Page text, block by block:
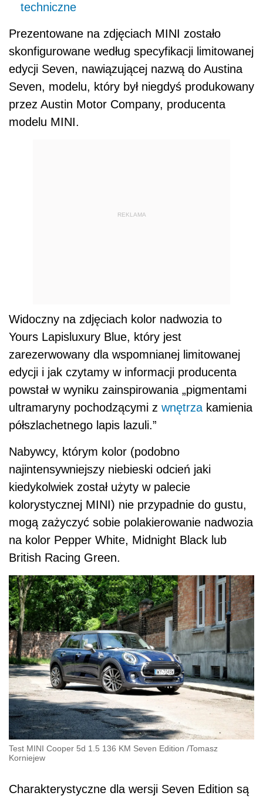
techniczne
Prezentowane na zdjęciach MINI zostało
skonfigurowane według specyfikacji limitowanej
edycji Seven, nawiązującej nazwą do Austina
Seven, modelu, który był niegdyś produkowany
przez Austin Motor Company, producenta
modelu MINI.
REKLAMA
Widoczny na zdjęciach kolor nadwozia to
Yours Lapisluxury Blue, który jest
zarezerwowany dla wspomnianej limitowanej
edycji i jak czytamy w informacji producenta
powstał w wyniku zainspirowania „pigmentami
ultramaryny pochodzącymi z wnętrza kamienia
półszlachetnego lapis lazuli.”
Nabywcy, którym kolor (podobno
najintensywniejszy niebieski odcień jaki
kiedykolwiek został użyty w palecie
kolorystycznej MINI) nie przypadnie do gustu,
mogą zażyczyć sobie polakierowanie nadwozia
na kolor Pepper White, Midnight Black lub
British Racing Green.
Test MINI Cooper 5d 1.5 136 KM Seven Edition /Tomasz
Korniejew
Charakterystyczne dla wersji Seven Edition są